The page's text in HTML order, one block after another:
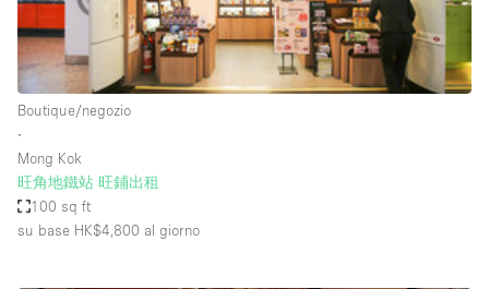
Stand / Bancarella
Stand / Chiosco / Stand
Studio fotografico / riprese
Uffici
Villa / Casa
Boutique/negozio
∙
Mong Kok
旺角地鐵站 旺鋪出租
100 sq ft
su base HK$4,800 al giorno